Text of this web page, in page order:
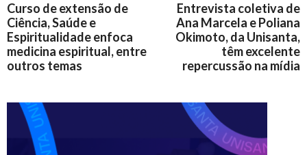
Curso de extensão de
Ciência, Saúde e
Espiritualidade enfoca
medicina espiritual, entre
outros temas
Entrevista coletiva de
Ana Marcela e Poliana
Okimoto, da Unisanta,
têm excelente
repercussão na mídia